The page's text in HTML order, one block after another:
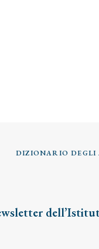
DIZIONARIO DEGLI